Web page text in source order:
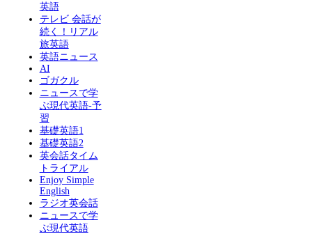
英語
テレビ 会話が
続く！リアル
旅英語
英語ニュース
AI
ゴガクル
ニュースで学
ぶ現代英語-予
習
基礎英語1
基礎英語2
英会話タイム
トライアル
Enjoy Simple
English
ラジオ英会話
ニュースで学
ぶ現代英語